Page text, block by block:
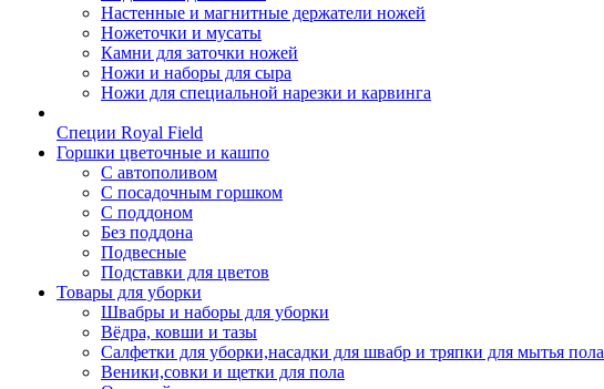
Настенные и магнитные держатели ножей
Ножеточки и мусаты
Камни для заточки ножей
Ножи и наборы для сыра
Ножи для специальной нарезки и карвинга
Специи Royal Field
Горшки цветочные и кашпо
С автополивом
С посадочным горшком
С поддоном
Без поддона
Подвесные
Подставки для цветов
Товары для уборки
Швабры и наборы для уборки
Вёдра, ковши и тазы
Салфетки для уборки,насадки для швабр и тряпки для мытья пола
Веники,совки и щетки для пола